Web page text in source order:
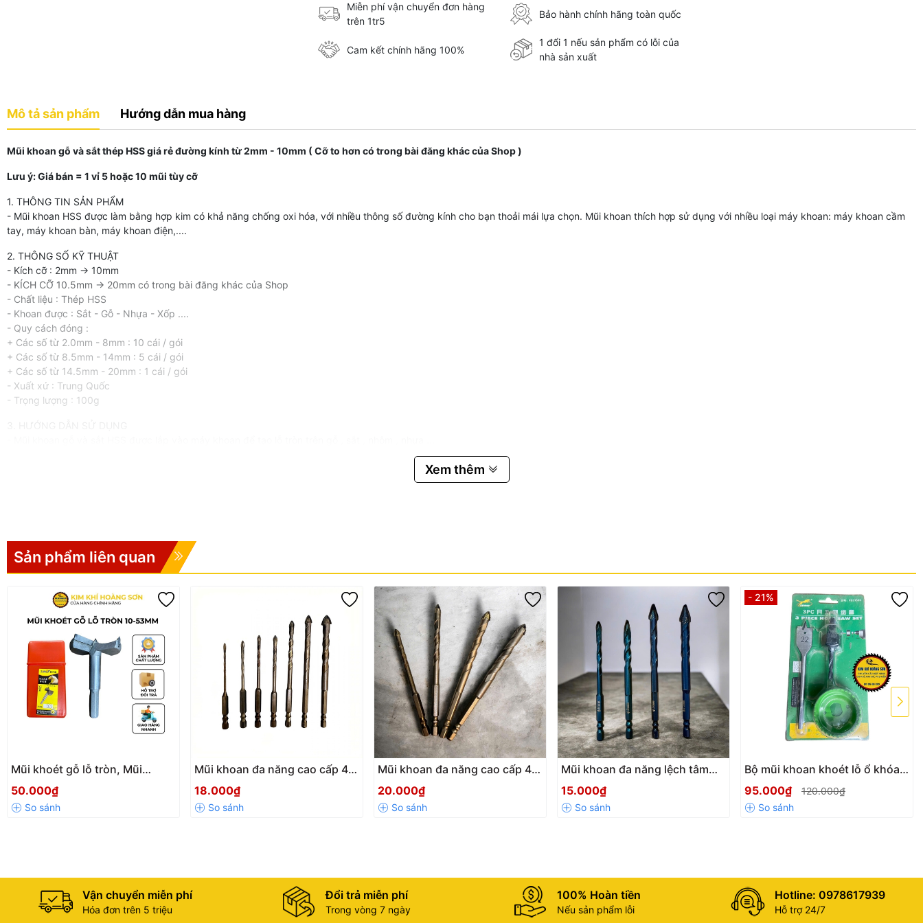
Miễn phí vận chuyển đơn hàng
trên 1tr5
Bảo hành chính hãng toàn quốc
Cam kết chính hãng 100%
1 đổi 1 nếu sản phẩm có lỗi của
nhà sản xuất
Mô tả sản phẩm Hướng dẫn mua hàng
Mũi khoan gỗ và sắt thép HSS giá rẻ đường kính từ 2mm - 10mm ( Cỡ to hơn có trong bài đăng khác của Shop )
Lưu ý: Giá bán = 1 vỉ 5 hoặc 10 mũi tùy cỡ
1. THÔNG TIN SẢN PHẨM
- Mũi khoan HSS được làm bằng hợp kim có khả năng chống oxi hóa, với nhiều thông số đường kính cho bạn thoải mái lựa chọn. Mũi khoan thích hợp sử dụng với nhiều loại máy khoan: máy khoan cầm
tay, máy khoan bàn, máy khoan điện,....
2. THÔNG SỐ KỸ THUẬT
- Kích cỡ : 2mm -> 10mm
- KÍCH CỠ 10.5mm -> 20mm có trong bài đăng khác của Shop
- Chất liệu : Thép HSS
- Khoan được : Sắt - Gỗ - Nhựa - Xốp ....
- Quy cách đóng :
+ Các số từ 2.0mm - 8mm : 10 cái / gói
+ Các số từ 8.5mm - 14mm : 5 cái / gói
+ Các số từ 14.5mm - 20mm : 1 cái / gói
- Xuất xứ : Trung Quốc
- Trọng lượng : 100g
- Shop chỉ cung cấp sản phẩm chất lượng, 100% giống mô tả, đảm bảo mang đến cho khách hàng trải nghiệm tốt nhất về sản phẩm và dịch vụ
*LƯU Ý
KHÔNG BẢO HÀNH, ĐỔI TRẢ đối với các trường hợp sản phẩm bị rơi vỡ, nứt gãy... và các nguyên nhân khách quan do người dùng làm hỏng, hoặc qua thời gian sử dụng lâu dài.
#muikhoan #muikhoansat #muikhoansatdanang #muikhoansatthep #muikhoanhss #muikhoanthep #muikhoango #muikhoangomini #muikhoango10mm #muikhoanthepgio #muikhoanthepgiohss
#muikhoannhua #muikhoannhom
Xem thêm
Sản phẩm liên quan
Mũi khoét gỗ lỗ tròn, Mũi
khoan khoét gỗ vỏ đỏ ZJMLY
36mm - 100mm hợp kim chịu
nhiệt, chịu mài mòn tốt
50.000₫
Mũi khoan đa năng cao cấp 4
cạnh chữ thập chuôi lục giác
6.35mm khoan gạch men kính
đá 3mm - 12mm
18.000₫
Mũi khoan đa năng cao cấp 4
cạnh chữ thập răng cưa chân
lục giác 6.35mm, mũi khoan
gạch men kính đá
20.000₫
Mũi khoan đa năng lệch tâm
cao cấp chuôi lục giác 6.35mm
chuyên khoan gạch men cứng
HEX-9 Xanh
15.000₫
- 21%
Bộ mũi khoan khoét lỗ ổ khóa
và tay nắm cửa nhỏ gọn, tiện
dụng, gồm mũi khoan và bộ
khoét lớn
95.000₫ 120.000₫
Vận chuyển miễn phí
Hóa đơn trên 5 triệu
Đổi trả miễn phí
Trong vòng 7 ngày
100% Hoàn tiền
Nếu sản phẩm lỗi
Hotline: 0978617939
Hỗ trợ 24/7